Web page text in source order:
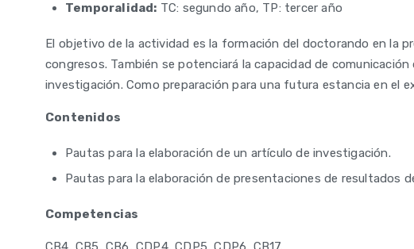
Temporalidad: TC: segundo año, TP: tercer año
El objetivo de la actividad es la formación del doctorando en la
congresos. También se potenciará la capacidad de
investigación. Como preparación para una futura estancia en el
Contenidos
Pautas para la elaboración de un artículo de investigación.
Pautas para la elaboración de presentaciones de resultados
Competencias